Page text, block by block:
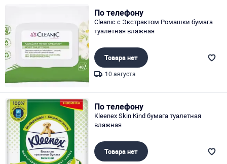
По телефону
Cleanic с Экстрактом Ромашки бумага
туалетная влажная
Товара нет
10 августа
По телефону
Kleenex Skin Kind бумага туалетная
влажная
Товара нет